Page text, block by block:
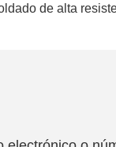
de alta